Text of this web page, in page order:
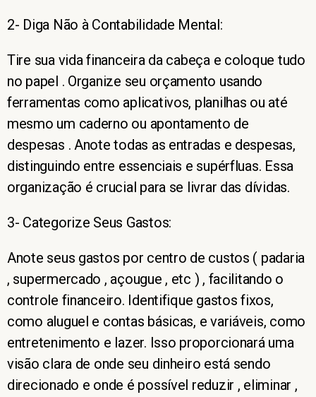
2- Diga Não à Contabilidade Mental:
Tire sua vida financeira da cabeça e coloque tudo
no papel . Organize seu orçamento usando
ferramentas como aplicativos, planilhas ou até
mesmo um caderno ou apontamento de
despesas . Anote todas as entradas e despesas,
distinguindo entre essenciais e supérfluas. Essa
organização é crucial para se livrar das dívidas.
3- Categorize Seus Gastos:
Anote seus gastos por centro de custos ( padaria
, supermercado , açougue , etc ) , facilitando o
controle financeiro. Identifique gastos fixos,
como aluguel e contas básicas, e variáveis, como
entretenimento e lazer. Isso proporcionará uma
visão clara de onde seu dinheiro está sendo
direcionado e onde é possível reduzir , eliminar ,